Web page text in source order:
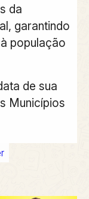
da
garantindo
população
de sua
Municípios